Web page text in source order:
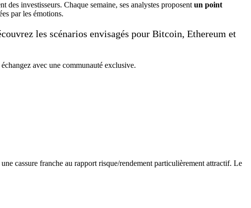
des investisseurs. Chaque semaine, ses analystes proposentun point
par les émotions.
les scénarios envisagés pour Bitcoin, Ethereum et
avec une communauté exclusive.
cassure franche au rapport risque/rendement particulièrement attractif. Le